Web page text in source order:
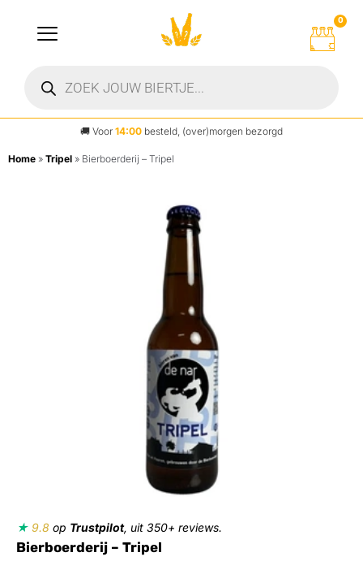
0
🚚 Voor 14:00 besteld, (over)morgen bezorgd
Home » Tripel » Bierboerderij – Tripel
★ 9.8 op Trustpilot, uit 350+ reviews.
Bierboerderij – Tripel